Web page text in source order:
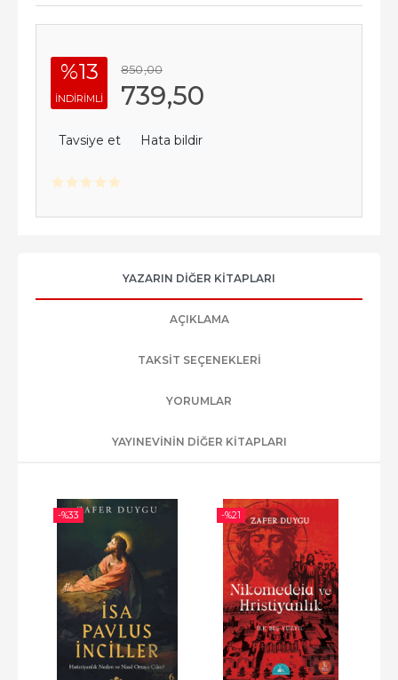
%13
INDIRIMLI
850,00
739,50
Tavsiye et Hata bildir
YAZARIN DIĞER KITAPLARI
AÇIKLAMA
TAKSIT SEÇENEKLERI
YORUMLAR
YAYINEVININ DIĞER KITAPLARI
-%33 -%21